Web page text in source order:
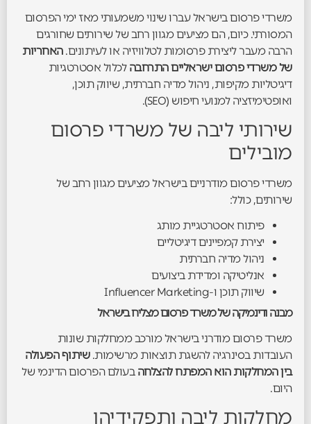
משרדי פרסום בישראל עברו שינוי משמעותי מאז ימי הפרסום
המסורתי. כיום, הם מציעים מגוון רחב של שירותים שחורגים
הרבה מעבר ליצירת פרסומות לטלוויזיה או לעיתונים.האחריות
של משרדי פרסום ישראליים התרחבה לכלול אסטרטגיות
דיגיטליות מקיפות, ניהול מדיה חברתית, שיווק תוכן,
ואופטימיזציה למנועי חיפוש (SEO).
שירותי ליבה של משרדי פרסום
מובילים
משרדי פרסום מודרניים בישראל מציעים מגוון רחב של
שירותים, כולל:
פיתוח אסטרטגיית מותג
יצירת קמפיינים דיגיטליים
ניהול מדיה חברתית
אנליטיקה ומדידת ביצועים
שיווק תוכן ו-Influencer Marketing
מבנה ודינמיקה של משרד פרסום מצליח בישראל
משרד פרסום מודרני בישראל מורכב ממחלקות שונות
העובדות בסינרגיה להשגת תוצאות מרשימות.שיתוף הפעולה
בין המחלקות הוא המפתח להצלחה בעולם הפרסום הדינמי של
היום.
מחלקות ליבה ותפקידיהן